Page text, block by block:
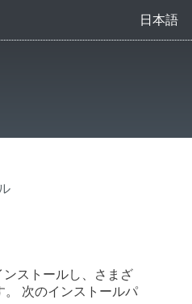
日本語
ストールし、さまざ
次のインストールパ